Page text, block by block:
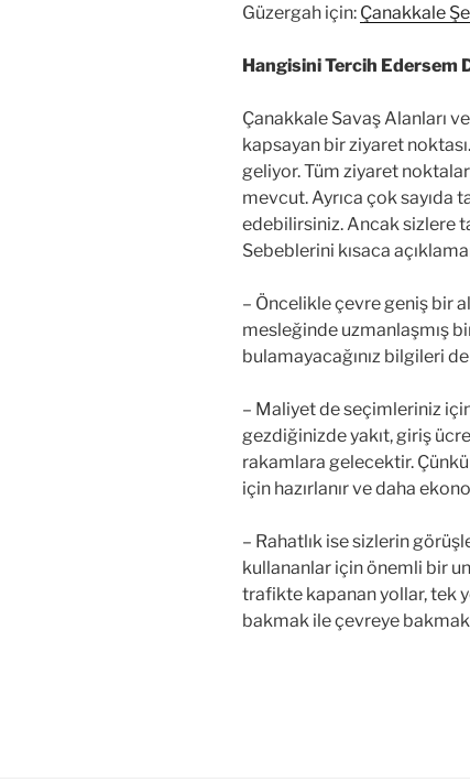
Güzergah için: Çanakkale
Hangisini Tercih Edersem
Çanakkale Savaş Alanları
kapsayan bir ziyaret
geliyor. Tüm ziyaret
mevcut. Ayrıca çok sayıda
edebilirsiniz. Ancak sizlere
Sebeblerini kısaca
– Öncelikle çevre geniş bir
mesleğinde uzmanlaşmış
bulamayacağınız bilgileri
– Maliyet de seçimleriniz
gezdiğinizde yakıt, giriş
rakamlara gelecektir.
için hazırlanır ve daha
– Rahatlık ise sizlerin
kullananlar için önemli bir
trafikte kapanan yollar, tek
bakmak ile çevreye